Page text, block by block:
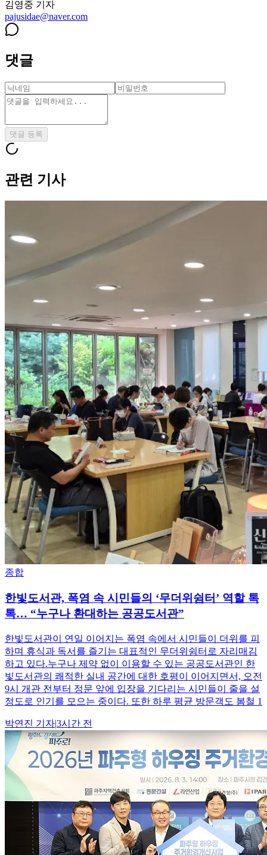
김영중 기자
pajusidae@naver.com
댓글
댓글 등록
관련 기사
종합
한빛도서관, 폭염 속 시민들의 ‘무더위쉼터’ 역할 톡
톡… “누구나 환대하는 공공도서관”
한빛도서관이 연일 이어지는 폭염 속에서 시민들이 더위를 피
하며 휴식과 독서를 즐기는 대표적인 무더위쉼터로 자리매김
하고 있다.누구나 제약 없이 이용할 수 있는 공공도서관인 한
빛도서관의 쾌적한 실내 공간에 대한 호평이 이어지면서, 오전
9시 개관 전부터 정문 앞에 입장을 기다리는 시민들이 줄을 설
정도로 인기를 모으는 중이다. 또한 하루 평균 방문객도 봄철 1
박연진 기자|3시간 전